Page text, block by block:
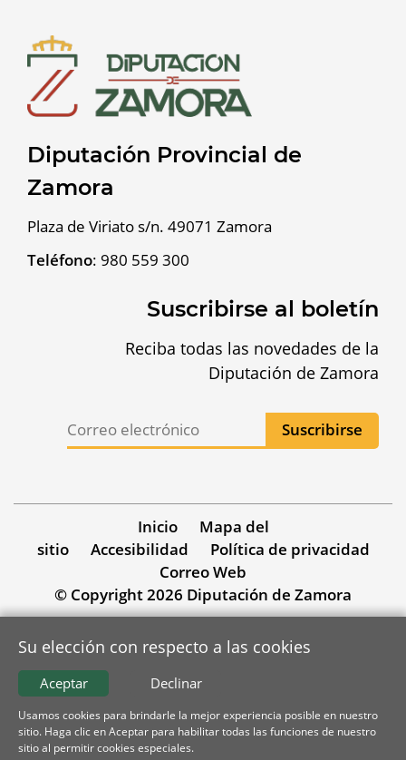
Diputación Provincial de
Zamora
Plaza de Viriato s/n. 49071 Zamora
Teléfono: 980 559 300
Suscribirse al boletín
Reciba todas las novedades de la
Diputación de Zamora
Inicio
Mapa del
sitio
Accesibilidad
Política de privacidad
Correo Web
© Copyright 2026 Diputación de Zamora
Su elección con respecto a las cookies
Declinar
Aceptar
Usamos cookies para brindarle la mejor experiencia posible en nuestro
sitio. Haga clic en Aceptar para habilitar todas las funciones de nuestro
sitio al permitir cookies especiales.